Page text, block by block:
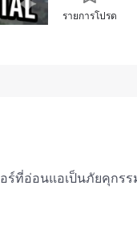
รายการโปรด
อ่อนแอเป็นภัยคุกรรม